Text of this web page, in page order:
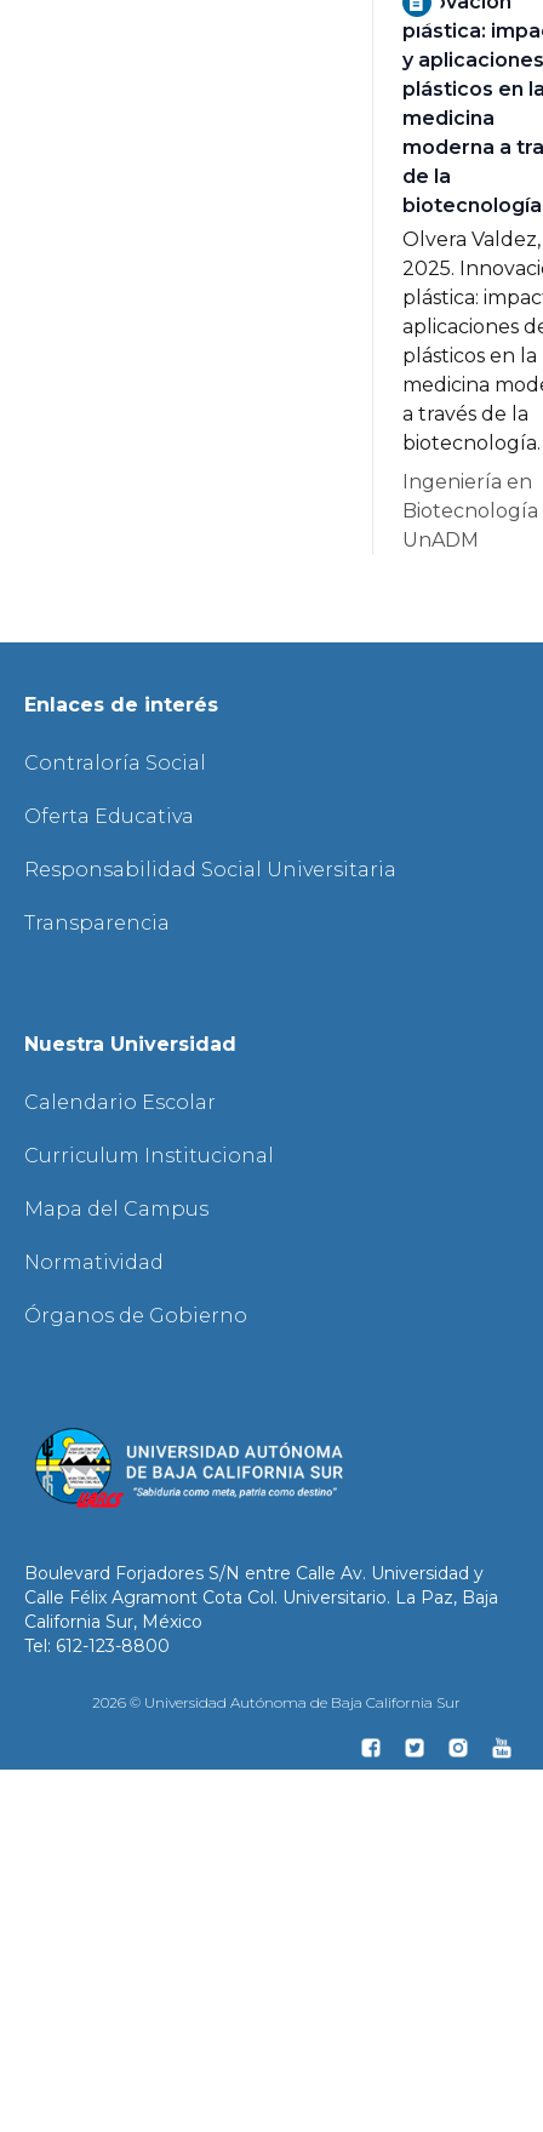
plástica:
y
plásticos en
medicina
moderna a
de la
biotecnología
Olvera Valdez,
2025.
plástica:
aplicaciones
plásticos en la
medicina
a través de la
biotecnología.
Ingeniería en
Biotecnología
UnADM
Enlaces de interés
Contraloría Social
Oferta Educativa
Responsabilidad Social Universitaria
Transparencia
Nuestra Universidad
Calendario Escolar
Curriculum Institucional
Mapa del Campus
Normatividad
Órganos de Gobierno
Boulevard Forjadores S/N entre Calle Av. Universidad y
Calle Félix Agramont Cota Col. Universitario. La Paz, Baja
California Sur, México
Tel: 612-123-8800
2026 © Universidad Autónoma de Baja California Sur